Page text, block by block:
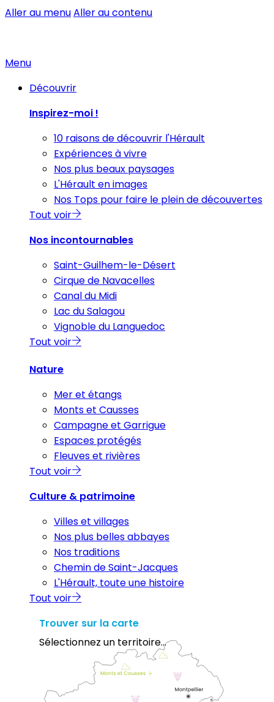
Aller au menuAller au contenu
Menu
Découvrir
Inspirez-moi !
10 raisons de découvrir l'Hérault
Expériences à vivre
Nos plus beaux paysages
L'Hérault en images
Nos Tops pour faire le plein de découvertes
Tout voir
Nos incontournables
Saint-Guilhem-le-Désert
Cirque de Navacelles
Canal du Midi
Lac du Salagou
Vignoble du Languedoc
Tout voir
Nature
Mer et étangs
Monts et Causses
Campagne et Garrigue
Espaces protégés
Fleuves et rivières
Tout voir
Culture & patrimoine
Villes et villages
Nos plus belles abbayes
Nos traditions
Chemin de Saint-Jacques
L'Hérault, toute une histoire
Tout voir
Trouver sur la carte
Sélectionnez un territoire...